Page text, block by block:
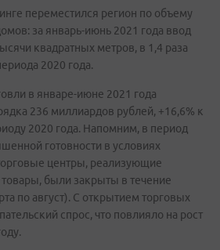
переместился регион по объему
за январь-июнь 2021 года ввод
квадратных метров, в 1,4 раза
2020 года.
в январе-июне 2021 года
236 миллиардов рублей, +16,6% к
2020 года. Напомним, в период
готовности в условиях
центры, реализующие
были закрыты в течение
по август). С открытием торговых
спрос, что повлияло на рост